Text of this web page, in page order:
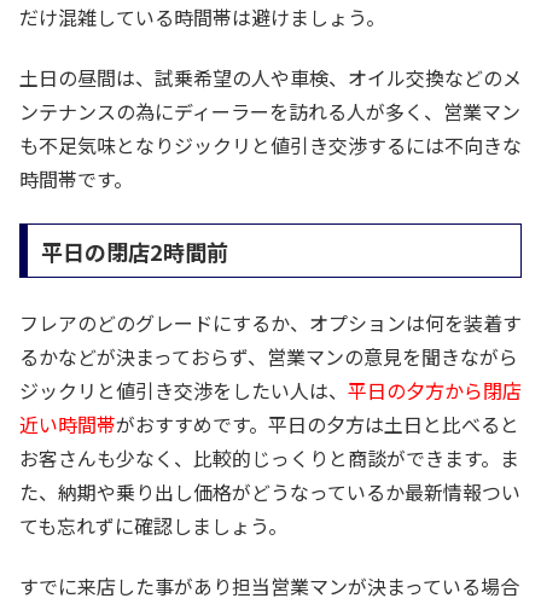
だけ混雑している時間帯は避けましょう。
土日の昼間は、試乗希望の人や車検、オイル交換などのメ
ンテナンスの為にディーラーを訪れる人が多く、営業マン
も不足気味となりジックリと値引き交渉するには不向きな
時間帯です。
平日の閉店2時間前
フレアのどのグレードにするか、オプションは何を装着す
るかなどが決まっておらず、営業マンの意見を聞きながら
ジックリと値引き交渉をしたい人は、 平日の夕方から閉店
近い時間帯がおすすめです。平日の夕方は土日と比べると
お客さんも少なく、比較的じっくりと商談ができます。ま
た、納期や乗り出し価格がどうなっているか最新情報つい
ても忘れずに確認しましょう。
すでに来店した事があり担当営業マンが決まっている場合